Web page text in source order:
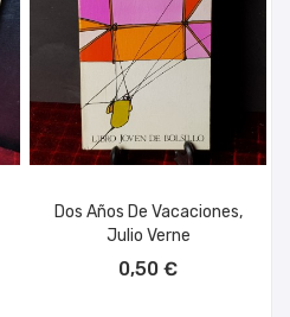
Dos Años De Vacaciones,
Julio Verne
0,50 €